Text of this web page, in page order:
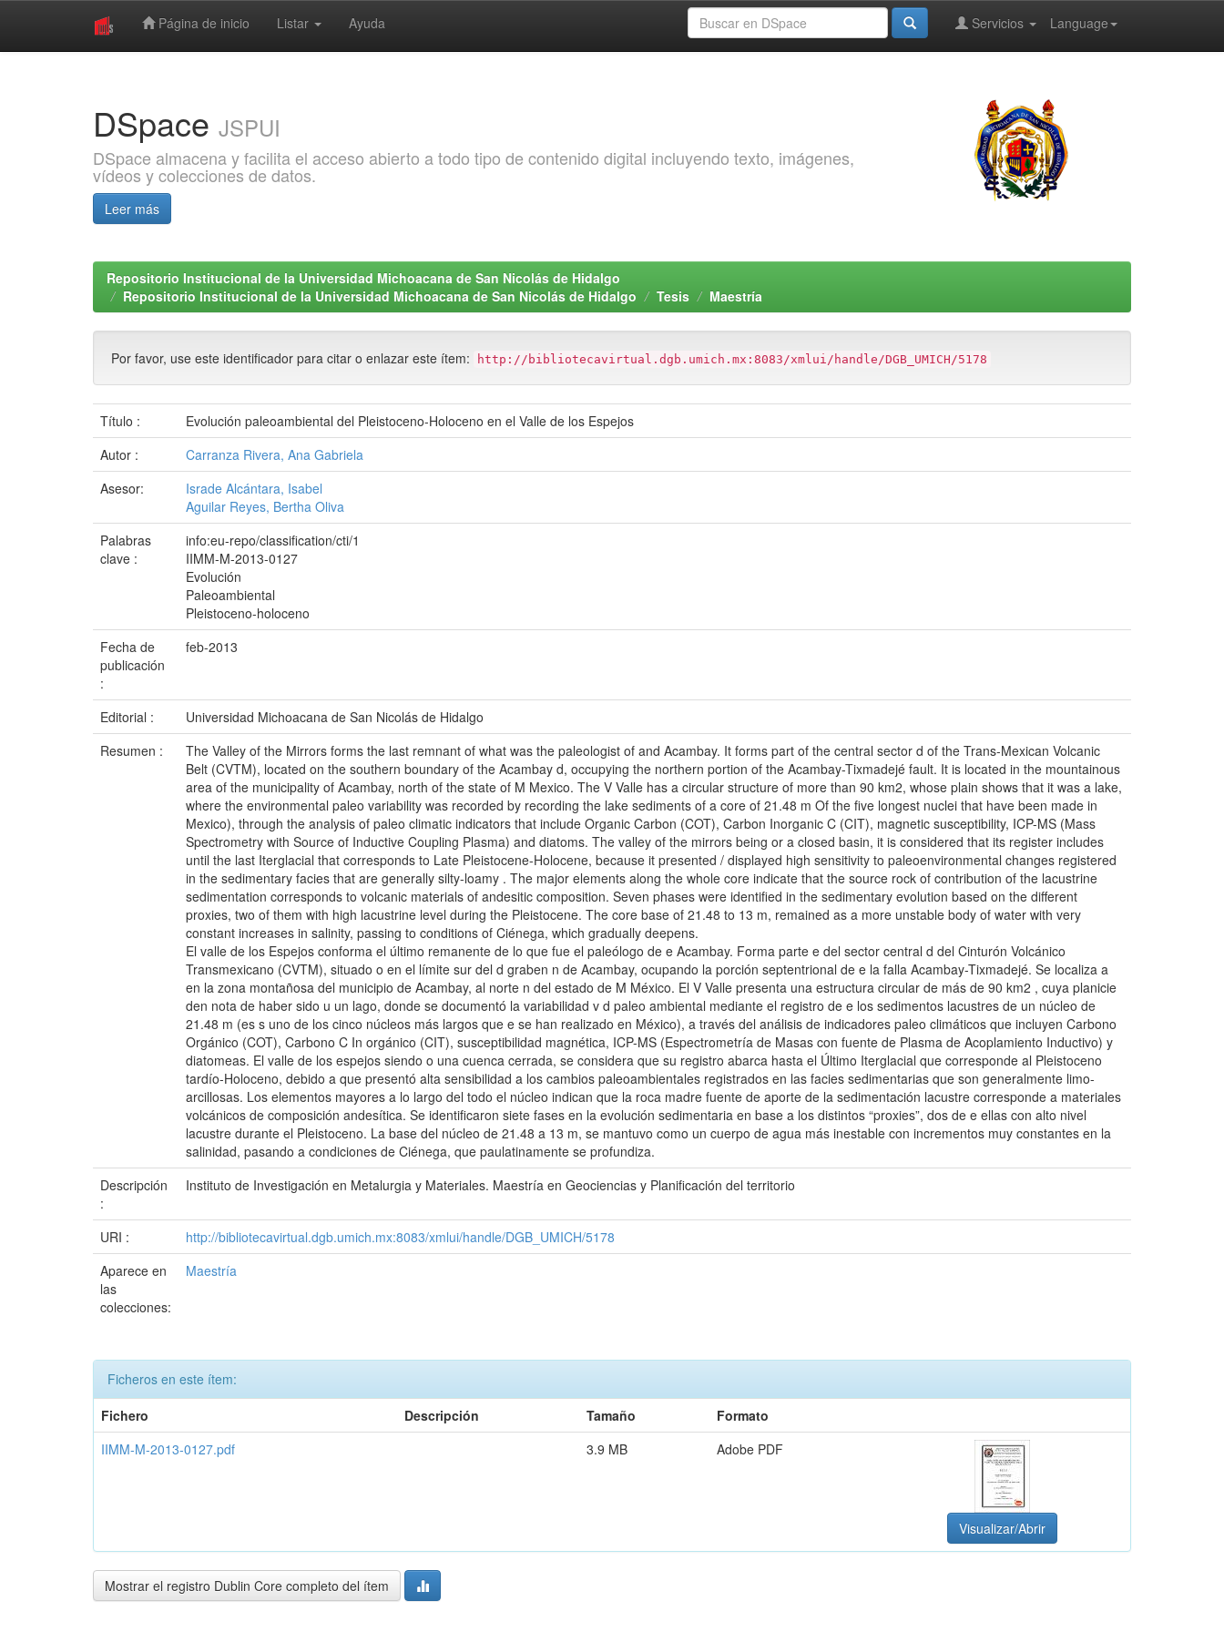
Página de inicio Listar Ayuda Language
Servicios
DSpace JSPUI
DSpace almacena y facilita el acceso abierto a todo tipo de contenido digital incluyendo texto, imágenes,
vídeos y colecciones de datos.
Leer más
Repositorio Institucional de la Universidad Michoacana de San Nicolás de Hidalgo
Repositorio Institucional de la Universidad Michoacana de San Nicolás de Hidalgo
Tesis Maestría
Por favor, use este identificador para citar o enlazar este ítem: http://bibliotecavirtual.dgb.umich.mx:8083/xmlui/handle/DGB_UMICH/5178
Título :
Evolución paleoambiental del Pleistoceno-Holoceno en el Valle de los Espejos
Autor :
Carranza Rivera, Ana Gabriela
Asesor:
Israde Alcántara, Isabel
Aguilar Reyes, Bertha Oliva
Palabras
clave :
info:eu-repo/classification/cti/1
IIMM-M-2013-0127
Evolución
Paleoambiental
Pleistoceno-holoceno
Fecha de
publicación
:
feb-2013
Editorial :
Universidad Michoacana de San Nicolás de Hidalgo
Resumen :
The Valley of the Mirrors forms the last remnant of what was the paleologist of and Acambay. It forms part of the central sector d of the Trans-Mexican Volcanic
Belt (CVTM), located on the southern boundary of the Acambay d, occupying the northern portion of the Acambay-Tixmadejé fault. It is located in the mountainous
area of ​​the municipality of Acambay, north of the state of M Mexico. The V Valle has a circular structure of more than 90 km2, whose plain shows that it was a lake,
where the environmental paleo variability was recorded by recording the lake sediments of a core of 21.48 m Of the five longest nuclei that have been made in
Mexico), through the analysis of paleo climatic indicators that include Organic Carbon (COT), Carbon Inorganic C (CIT), magnetic susceptibility, ICP-MS (Mass
Spectrometry with Source of Inductive Coupling Plasma) and diatoms. The valley of the mirrors being or a closed basin, it is considered that its register includes
until the last Iterglacial that corresponds to Late Pleistocene-Holocene, because it presented / displayed high sensitivity to paleoenvironmental changes registered
in the sedimentary facies that are generally silty-loamy . The major elements along the whole core indicate that the source rock of contribution of the lacustrine
sedimentation corresponds to volcanic materials of andesitic composition. Seven phases were identified in the sedimentary evolution based on the different
proxies, two of them with high lacustrine level during the Pleistocene. The core base of 21.48 to 13 m, remained as a more unstable body of water with very
constant increases in salinity, passing to conditions of Ciénega, which gradually deepens.
El valle de los Espejos conforma el último remanente de lo que fue el paleólogo de e Acambay. Forma parte e del sector central d del Cinturón Volcánico
Transmexicano (CVTM), situado o en el límite sur del d graben n de Acambay, ocupando la porción septentrional de e la falla Acambay-Tixmadejé. Se localiza a
en la zona montañosa del municipio de Acambay, al norte n del estado de M México. El V Valle presenta una estructura circular de más de 90 km2 , cuya planicie
den nota de haber sido u un lago, donde se documentó la variabilidad v d paleo ambiental mediante el registro de e los sedimentos lacustres de un núcleo de
21.48 m (es s uno de los cinco núcleos más largos que e se han realizado en México), a través del análisis de indicadores paleo climáticos que incluyen Carbono
Orgánico (COT), Carbono C In orgánico (CIT), susceptibilidad magnética, ICP-MS (Espectrometría de Masas con fuente de Plasma de Acoplamiento Inductivo) y
diatomeas. El valle de los espejos siendo o una cuenca cerrada, se considera que su registro abarca hasta el Último Iterglacial que corresponde al Pleistoceno
tardío-Holoceno, debido a que presentó alta sensibilidad a los cambios paleoambientales registrados en las facies sedimentarias que son generalmente limo-
arcillosas. Los elementos mayores a lo largo del todo el núcleo indican que la roca madre fuente de aporte de la sedimentación lacustre corresponde a materiales
volcánicos de composición andesítica. Se identificaron siete fases en la evolución sedimentaria en base a los distintos “proxies”, dos de e ellas con alto nivel
lacustre durante el Pleistoceno. La base del núcleo de 21.48 a 13 m, se mantuvo como un cuerpo de agua más inestable con incrementos muy constantes en la
salinidad, pasando a condiciones de Ciénega, que paulatinamente se profundiza.
Descripción
:
Instituto de Investigación en Metalurgia y Materiales. Maestría en Geociencias y Planificación del territorio
URI :
http://bibliotecavirtual.dgb.umich.mx:8083/xmlui/handle/DGB_UMICH/5178
Aparece en
las
colecciones:
Maestría
Ficheros en este ítem:
Fichero
Descripción Tamaño
Formato
IIMM-M-2013-0127.pdf
3.9 MB Adobe PDF
Visualizar/Abrir
Mostrar el registro Dublin Core completo del ítem